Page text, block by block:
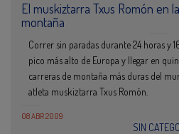
El muskiztarra Txus Romón en
montaña
Correr sin paradas durante 24 horas y
pico más alto de Europa y llegar en
carreras de montaña más duras del
atleta muskiztarra Txus Romón.
08 ABR 2009
SIN